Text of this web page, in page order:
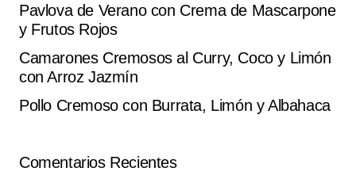
*
Pavlova de Verano con Crema de Mascarpone
y Frutos Rojos
Camarones Cremosos al Curry, Coco y Limón
con Arroz Jazmín
Pollo Cremoso con Burrata, Limón y Albahaca
Comentarios Recientes